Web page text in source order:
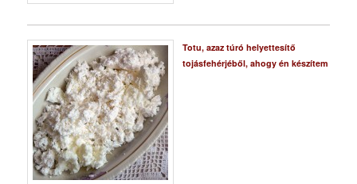
Totu, azaz túró helyettesítő
tojásfehérjéből, ahogy én készítem